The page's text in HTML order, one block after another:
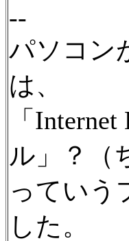
--
パソコン
は、
「
ル」？（
っていう
した。